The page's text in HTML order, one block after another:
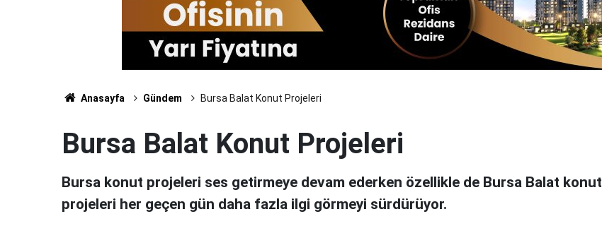
Anasayfa Gündem Bursa Balat Konut Projeleri
Bursa Balat Konut Projeleri
Bursa konut projeleri ses getirmeye devam ederken özellikle de Bursa Balat konut
projeleri her geçen gün daha fazla ilgi görmeyi sürdürüyor.